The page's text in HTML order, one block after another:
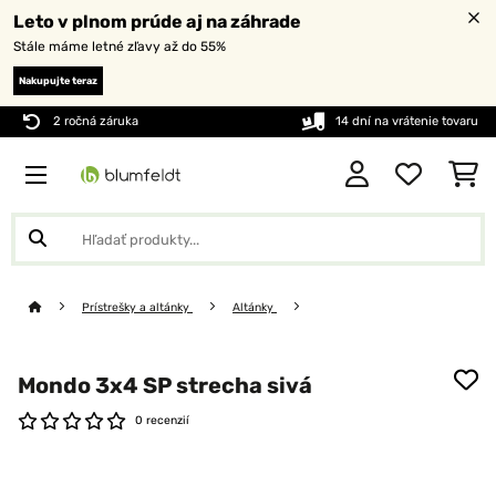
Leto v plnom prúde aj na záhrade
Stále máme letné zľavy až do 55%
Nakupujte teraz
2 ročná záruka 14 dní na vrátenie tovaru
Prístrešky a altánky Altánky
Mondo 3x4 SP strecha sivá
0 recenzií